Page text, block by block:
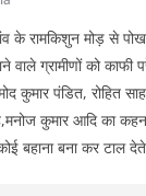
के रामकिशुन मोड़ से
ग्रामीणों को काफी
कुमार पंडित, रोहित
कुमार आदि का
बहाना बना कर टाल